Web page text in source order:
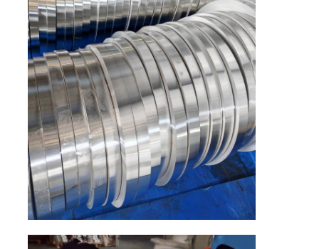
معلومات عنا
جولة في المصنع
ضبط الجودة
اتصل بنا